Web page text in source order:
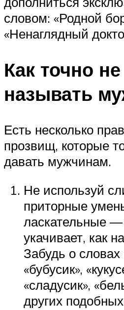
словом: «Родной
«Ненаглядный
Как точно
называть
Есть несколько
прозвищ, которые
давать мужчинам.
Не используй
приторные
ласкательные —
укачивает, как
Забудь о словах
«бубусик»,
«сладусик»,
других